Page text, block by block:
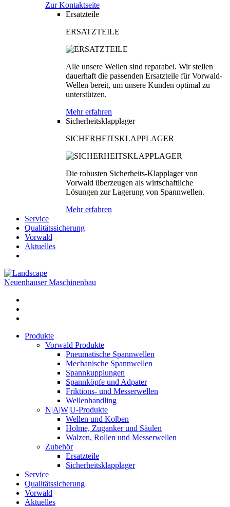
Zur Kontaktseite
Ersatzteile
ERSATZTEILE
Alle unsere Wellen sind reparabel. Wir stellen
dauerhaft die passenden Ersatzteile für Vorwald-
Wellen bereit, um unsere Kunden optimal zu
unterstützen.
Mehr erfahren
Sicherheitsklapplager
SICHERHEITSKLAPPLAGER
Die robusten Sicherheits-Klapplager von
Vorwald überzeugen als wirtschaftliche
Lösungen zur Lagerung von Spannwellen.
Mehr erfahren
Service
Qualitätssicherung
Vorwald
Aktuelles
Neuenhauser Maschinenbau
Produkte
Vorwald Produkte
Pneumatische Spannwellen
Mechanische Spannwellen
Spannkupplungen
Spannköpfe und Adpater
Friktions- und Messerwellen
Wellenhandling
N|A|W|U-Produkte
Wellen und Kolben
Holme, Zuganker und Säulen
Walzen, Rollen und Messerwellen
Zubehör
Ersatzteile
Sicherheitsklapplager
Service
Qualitätssicherung
Vorwald
Aktuelles